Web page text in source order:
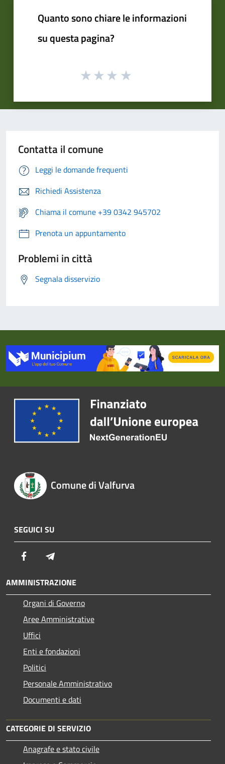
Quanto sono chiare le informazioni
su questa pagina?
Contatta il comune
Leggi le domande frequenti
Richiedi Assistenza
Chiama il comune +39 0342 945702
Prenota un appuntamento
Problemi in città
Segnala disservizio
Comune di Valfurva
SEGUICI SU
Facebook
AMMINISTRAZIONE
Organi di Governo
Aree Amministrative
Uffici
Enti e fondazioni
Politici
Personale Amministrativo
Documenti e dati
CATEGORIE DI SERVIZIO
Anagrafe e stato civile